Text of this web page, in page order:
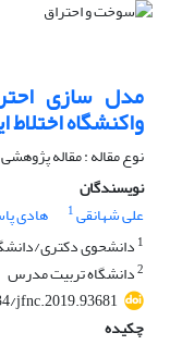
مدل‏ سازی
واکنشگاه
نوع مقاله : مقاله پژوهشی
نویسندگان
علی شهانقی1 هادی
1 دانشحوی دکتری/
2دانشگاه تربیت مدرس
jfnc.2019.93681
چکیده